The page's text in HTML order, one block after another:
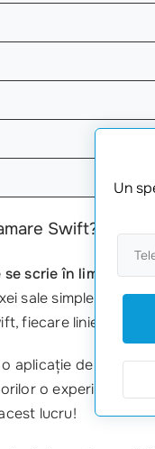
Swift?
se scrie în limbajul
sale simple și a
fiecare linie de
aplicație de
o experiență
lucru!
Un